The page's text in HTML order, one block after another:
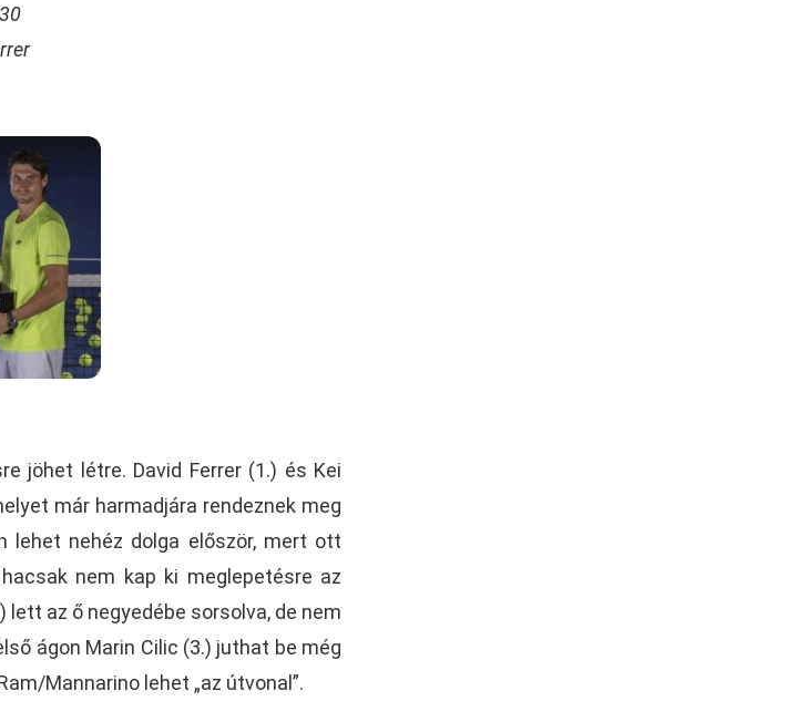
jöhet létre. David Ferrer (1.) és Kei
már harmadjára rendeznek meg
lehet nehéz dolga először, mert ott
nem kap ki meglepetésre az
az ő negyedébe sorsolva, de nem
ágon Marin Cilic (3.) juthat be még
Mannarino lehet „az útvonal”.